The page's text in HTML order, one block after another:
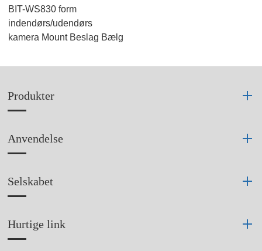
BIT-WS830 form
indendørs/udendørs
kamera Mount Beslag Bælg
Produkter
Anvendelse
Selskabet
Hurtige link